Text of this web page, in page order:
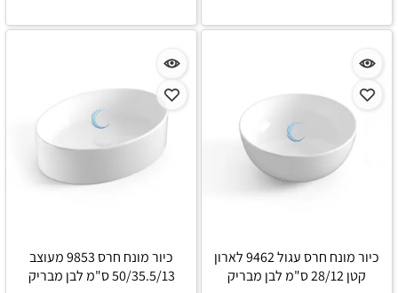
כיור מונח חרס עגול 9462 לארון
קטן 28/12 ס"מ לבן מבריק
כיור מונח חרס 9853 מעוצב
50/35.5/13 ס"מ לבן מבריק